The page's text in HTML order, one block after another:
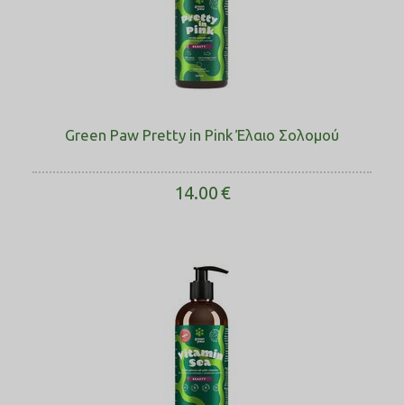
Green Paw Pretty in Pink Έλαιο Σολοµού
14.00€